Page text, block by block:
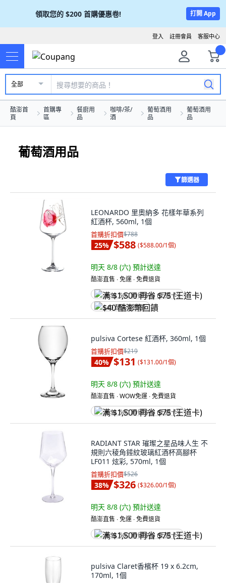
領取您的 $200 首購優惠卷! 打開 App
客服中心
註冊會員
登入
全部
酷澎首
頁
首購專
區
餐廚用
品
咖啡/茶/
酒
葡萄酒用
品
葡萄酒用
品
葡萄酒用品
篩選器
LEONARDO 里奧納多 花樣年華系列
紅酒杯, 560ml, 1個
首購折扣價$788
25% $588 ($588.00/1個)
明天 8/8 (六) 預計送達
酷澎直售 ∙ 免運 ∙ 免費退貨
满 $1,500 再省 $75 (王道卡)
$40 酷澎幣回饋
pulsiva Cortese 紅酒杯, 360ml, 1個
首購折扣價$219
40% $131 ($131.00/1個)
明天 8/8 (六) 預計送達
酷澎直售 ∙ WOW免運 ∙ 免費退貨
满 $1,500 再省 $75 (王道卡)
RADIANT STAR 璀璨之星品味人生 不
規則六稜角錘紋玻璃紅酒杯高腳杯
LF011 炫彩, 570ml, 1個
首購折扣價$526
38% $326 ($326.00/1個)
明天 8/8 (六) 預計送達
酷澎直售 ∙ 免運 ∙ 免費退貨
满 $1,500 再省 $75 (王道卡)
pulsiva Claret香檳杯 19 x 6.2cm,
170ml, 1個